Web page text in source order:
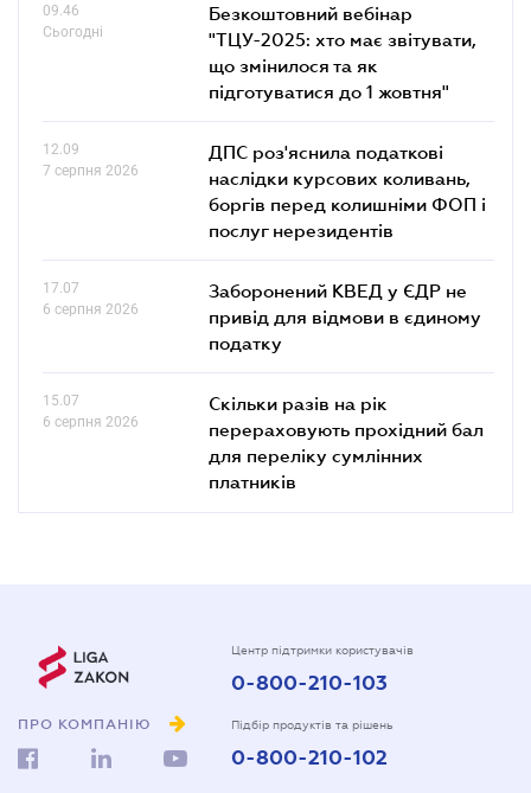
09.46
Сьогодні
Безкоштовний вебінар
"ТЦУ-2025: хто має звітувати,
що змінилося та як
підготуватися до 1 жовтня"
12.09
7 серпня 2026
ДПС роз'яснила податкові
наслідки курсових коливань,
боргів перед колишніми ФОП і
послуг нерезидентів
17.07
6 серпня 2026
Заборонений КВЕД у ЄДР не
привід для відмови в єдиному
податку
15.07
6 серпня 2026
Скільки разів на рік
перераховують прохідний бал
для переліку сумлінних
платників
ПРО КОМПАНІЮ
Центр підтримки користувачів
0-800-210-103
Підбір продуктів та рішень
0-800-210-102